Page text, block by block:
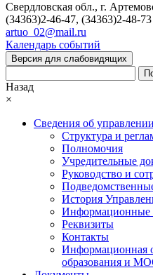
Свердловская обл., г.
(34363)2-46-47, (34363)2-48-73
artuo_02@mail.ru
Календарь событий
Версия для слабовидящих
Назад
×
Сведения об управлении
Структура и
Полномочия
Учредительные
Руководство и
История
Информационные
Реквизиты
Контакты
Информационная
образования и